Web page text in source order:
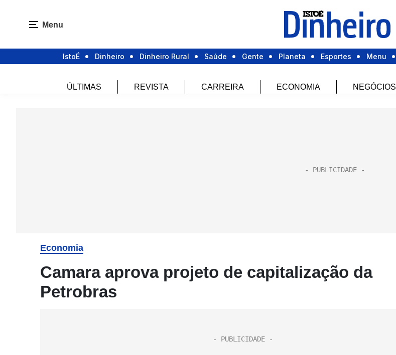
Menu
IstoÉ Dinheiro Dinheiro Rural Saúde Gente Planeta Esportes Menu
ÚLTIMAS REVISTA CARREIRA ECONOMIA NEGÓCIOS
Economia
Camara aprova projeto de capitalização da
Petrobras